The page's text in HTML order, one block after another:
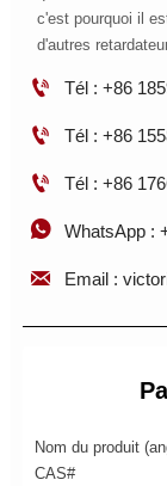
c'est pourquoi il
d'autres
 Tél : +86
 Tél : +86
 Tél : +86
 WhatsApp :
 Email :
Nom du produit
CAS#